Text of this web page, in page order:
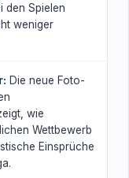
den Spielen
weniger
Die neue Foto-
wie
Wettbewerb
Einsprüche